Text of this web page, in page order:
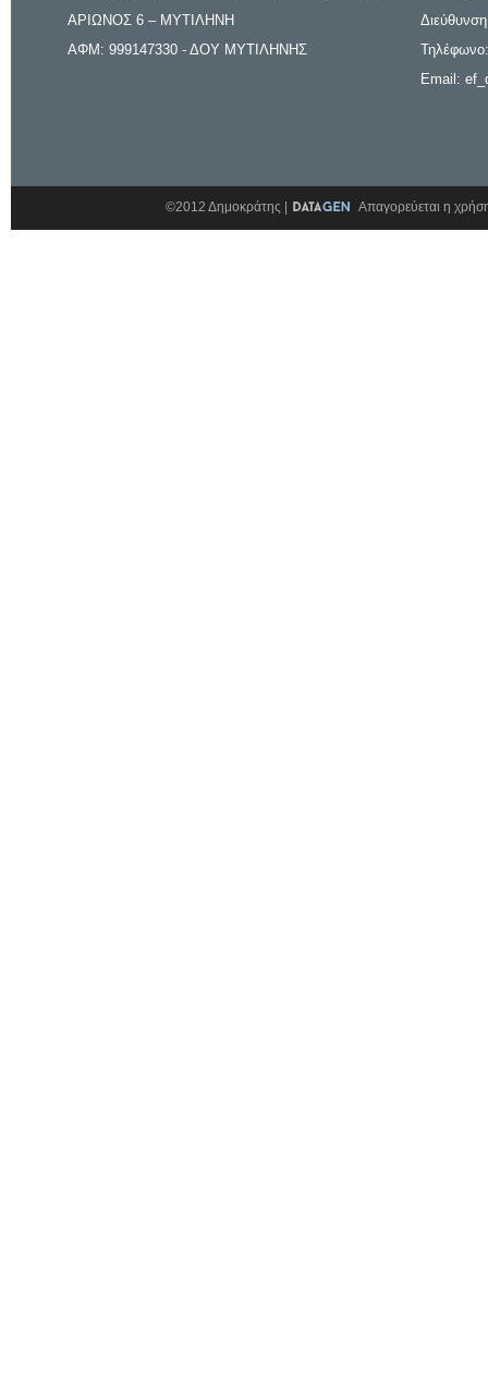
ΑΡΙΩΝΟΣ 6 – ΜΥΤΙΛΗΝΗ
ΑΦΜ: 999147330 - ΔΟΥ ΜΥΤΙΛΗΝΗΣ
Email:
©2012 Δημοκράτης | Απαγορεύεται η